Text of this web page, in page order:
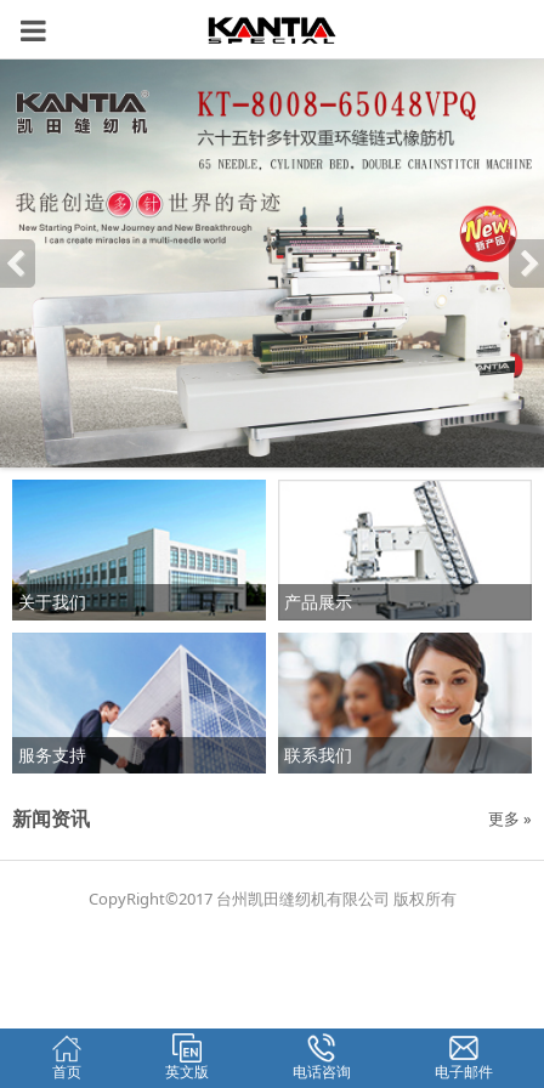
关于我们 产品展示
服务支持 联系我们
新闻资讯 更多 »
CopyRight©2017 台州凯田缝纫机有限公司 版权所有
首页 英文版 电话咨询 电子邮件